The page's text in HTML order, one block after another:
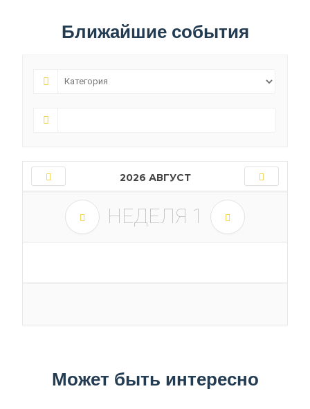
Ближайшие события
2026 АВГУСТ
НЕДЕЛЯ 1
Может быть интересно